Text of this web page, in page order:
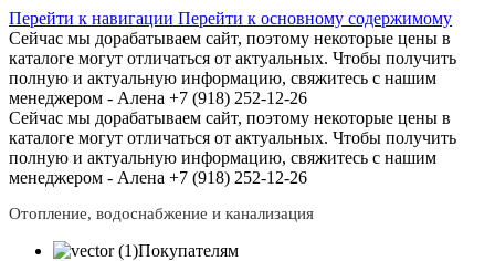
Перейти к навигации Перейти к основному содержимому
Сейчас мы дорабатываем сайт, поэтому некоторые цены в
каталоге могут отличаться от актуальных. Чтобы получить
полную и актуальную информацию, свяжитесь с нашим
менеджером - Алена +7 (918) 252-12-26
Сейчас мы дорабатываем сайт, поэтому некоторые цены в
каталоге могут отличаться от актуальных. Чтобы получить
полную и актуальную информацию, свяжитесь с нашим
менеджером - Алена +7 (918) 252-12-26
Отопление, водоснабжение и канализация
Покупателям